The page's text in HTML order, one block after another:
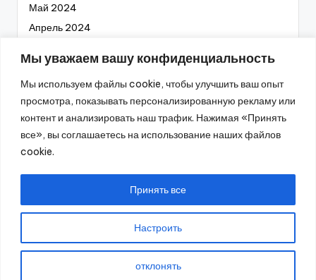
Мы уважаем вашу конфиденциальность
Мы используем файлы cookie, чтобы улучшить ваш опыт
просмотра, показывать персонализированную рекламу или
контент и анализировать наш трафик. Нажимая «Принять
все», вы соглашаетесь на использование наших файлов
cookie.
Настроить
отклонять
Принять все
Май 2024
Апрель 2024
Февраль 2024
Январь 2024
Декабрь 2023
Октябрь 2023
2026 —Промышленное оборудование. Все права
защищены